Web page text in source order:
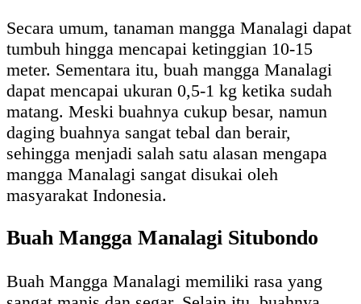
Secara umum, tanaman mangga Manalagi dapat
tumbuh hingga mencapai ketinggian 10-15
meter. Sementara itu, buah mangga Manalagi
dapat mencapai ukuran 0,5-1 kg ketika sudah
matang. Meski buahnya cukup besar, namun
daging buahnya sangat tebal dan berair,
sehingga menjadi salah satu alasan mengapa
mangga Manalagi sangat disukai oleh
masyarakat Indonesia.
Buah Mangga Manalagi Situbondo
Buah Mangga Manalagi memiliki rasa yang